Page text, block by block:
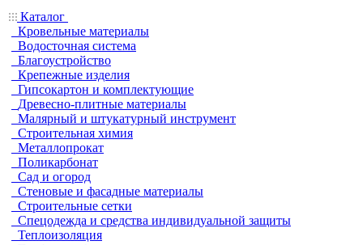
Каталог
Кровельные материалы
Водосточная система
Благоустройство
Крепежные изделия
Гипсокартон и комплектующие
Древесно-плитные материалы
Малярный и штукатурный инструмент
Строительная химия
Металлопрокат
Поликарбонат
Сад и огород
Стеновые и фасадные материалы
Строительные сетки
Спецодежда и средства индивидуальной защиты
Теплоизоляция